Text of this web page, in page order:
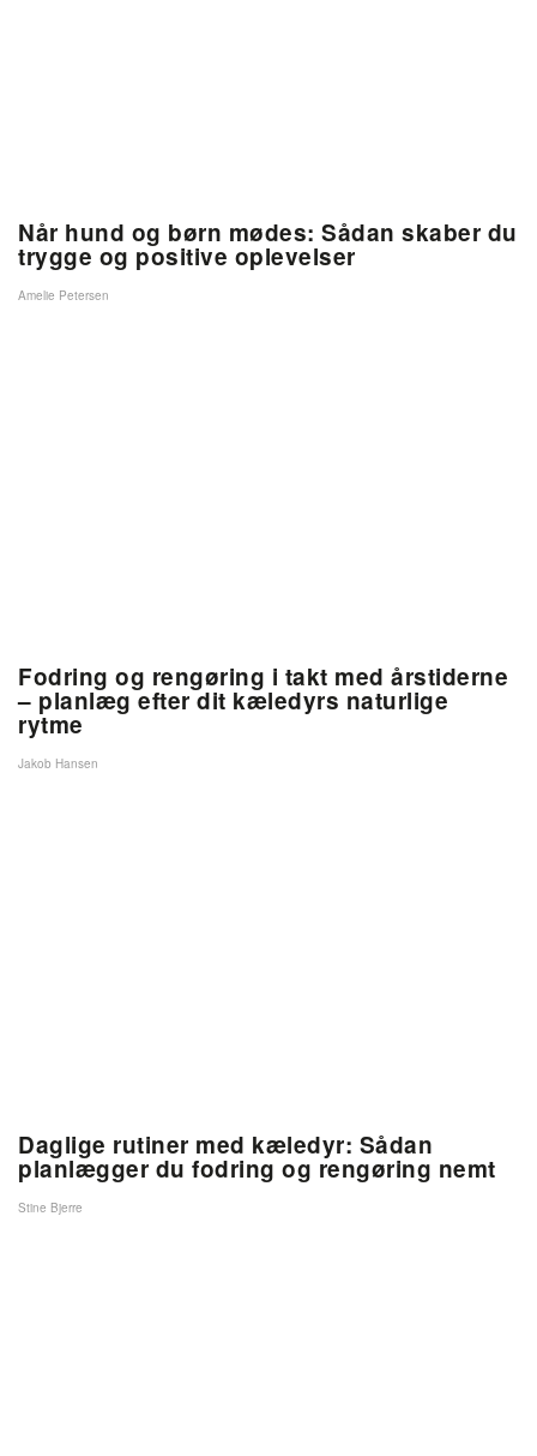
Når hund og børn mødes: Sådan skaber du
trygge og positive oplevelser
Amelie Petersen
Fodring og rengøring i takt med årstiderne
– planlæg efter dit kæledyrs naturlige
rytme
Jakob Hansen
Daglige rutiner med kæledyr: Sådan
planlægger du fodring og rengøring nemt
Stine Bjerre